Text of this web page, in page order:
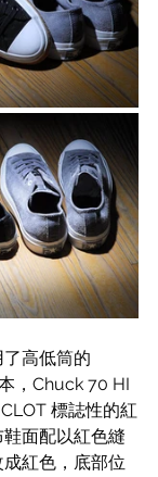
高低筒的
，Chuck 70 HI
標誌性的紅
面配以紅色縫
紅色，底部位